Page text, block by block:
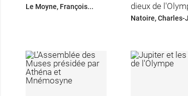
Le Moyne, François...
dieux de
Natoire, Charles-